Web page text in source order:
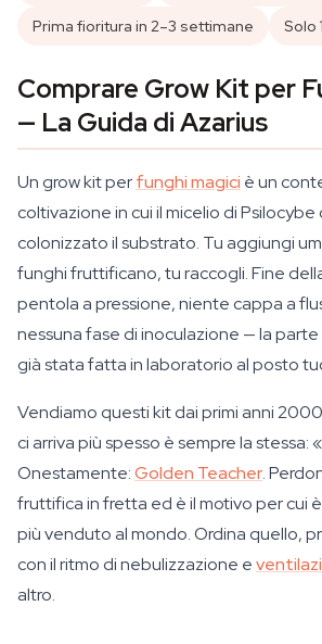
Prima fioritura in 2–3 settimane
Solo
Comprare Grow Kit per
— La Guida di Azarius
Un grow kit perfunghi magici è un
coltivazione in cui il micelio di Psilocybe
colonizzato il substrato. Tu aggiungi
funghi fruttificano, tu raccogli. Fine
pentola a pressione, niente cappa a
nessuna fase di inoculazione — la
già stata fatta in laboratorio al posto
Vendiamo questi kit dai primi anni
ci arriva più spesso è sempre la stessa:
Onestamente:Golden Teacher.
fruttifica in fretta ed è il motivo per cui
più venduto al mondo. Ordina quello,
con il ritmo di nebulizzazione e
altro.